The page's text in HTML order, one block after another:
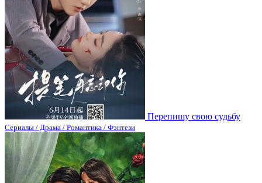
Перепишу свою судьбу
Сериалы / Драма / Романтика / Фэнтези